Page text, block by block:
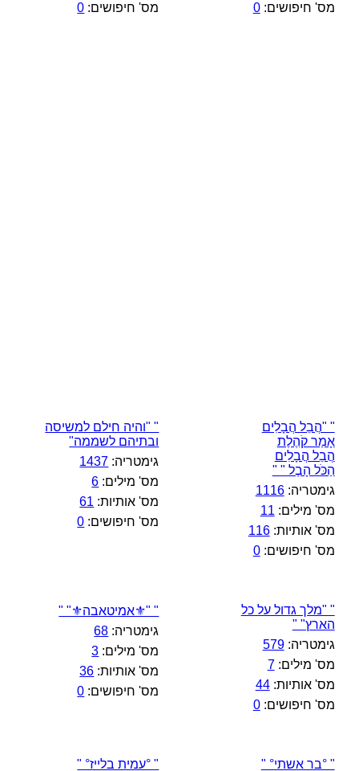
מס' חיפושים:0
מס' חיפושים: 0
" "הֲבֵל הֲבָלִים
אָמַר קֹהֶלֶת
הֲבֵל הֲבָלִים
הַכֹּל הָבֶל " "
גימטריה:1116
מס' מילים: 11
מס' אותיות:116
מס' חיפושים:0
" "והיה חילם למשיסה
ובתיהם לשממה"
גימטריה: 1437
מס' מילים: 6
מס' אותיות: 61
מס' חיפושים: 0
" "מלך גדול על כל
הארץ" "
גימטריה:579
מס' מילים:7
מס' אותיות:44
מס' חיפושים:0
" "⚜️אמיטאבה⚜️" "
גימטריה: 68
מס' מילים: 3
מס' אותיות: 36
מס' חיפושים: 0
" °בר אשתי° " " °עמית בלייז° "